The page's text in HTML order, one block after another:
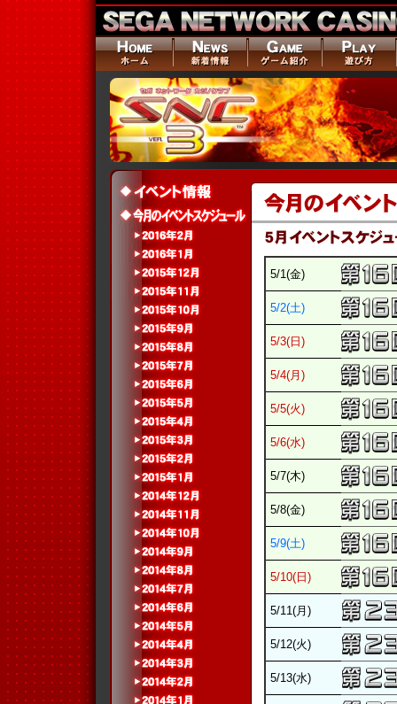
5/1(金)
5/2(土)
5/3(日)
5/4(月)
5/5(火)
5/6(水)
5/7(木)
5/8(金)
5/9(土)
5/10(日)
5/11(月)
5/12(火)
5/13(水)